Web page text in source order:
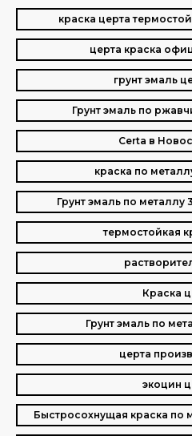
краска церта
церта краска
грунт эмаль
Грунт эмаль по
Certa в
краска по
Грунт эмаль по металлу
термостойкая
Краска
Грунт эмаль по
церта
экоцин
Быстросохнущая краска по